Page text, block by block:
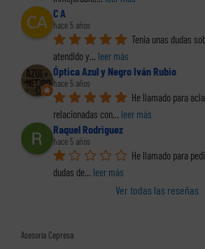
C A
hace 5 años
Tenia unas dudas
atendido y... leer más
Óptica Azul y Negro Iván Rubio
hace 5 años
He llamado para
relacionadas con... leer más
Raquel Rodriguez
hace 5 años
He llamado para
dudas de... leer más
Ver todas las reseñas
Asesoría Cepresa